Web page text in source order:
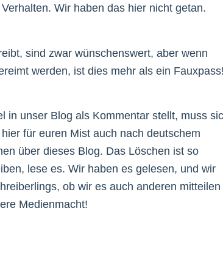
Wir haben das hier nicht getan.
sind zwar wünschenswert, aber wenn
werden, ist dies mehr als ein
in unser Blog als Kommentar stellt, muss
für euren Mist auch nach deutschem
über dieses Blog. Das Löschen ist so
lese es. Wir haben es gelesen, und wir
ob wir es auch anderen mitteilen
Medienmacht!